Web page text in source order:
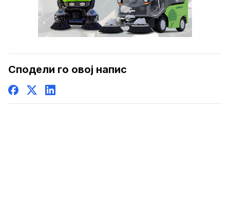
Сподели го овој напис